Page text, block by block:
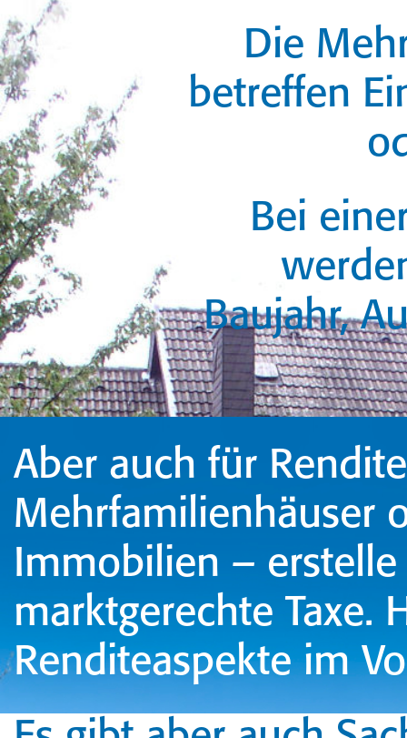
Die
betreffen
Bei
Baujahr,
Aber auch für
Mehrfamilienhäuser
Immobilien –
marktgerechte Taxe.
Renditeaspekte im